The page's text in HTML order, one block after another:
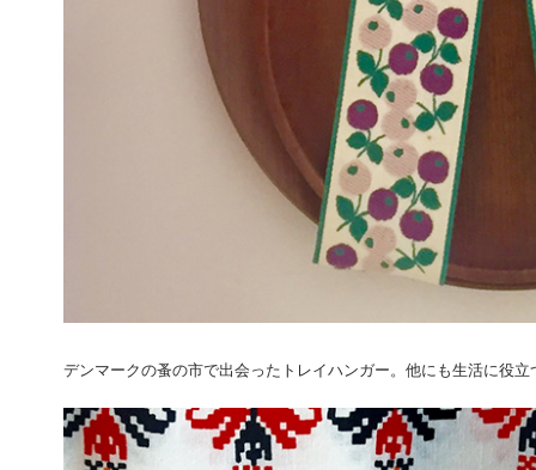
デンマークの蚤の市で出会ったトレイハンガー。他にも生活に役